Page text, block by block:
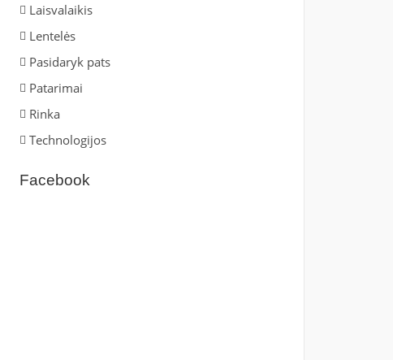
Laisvalaikis
Lentelės
Pasidaryk pats
Patarimai
Rinka
Technologijos
Facebook